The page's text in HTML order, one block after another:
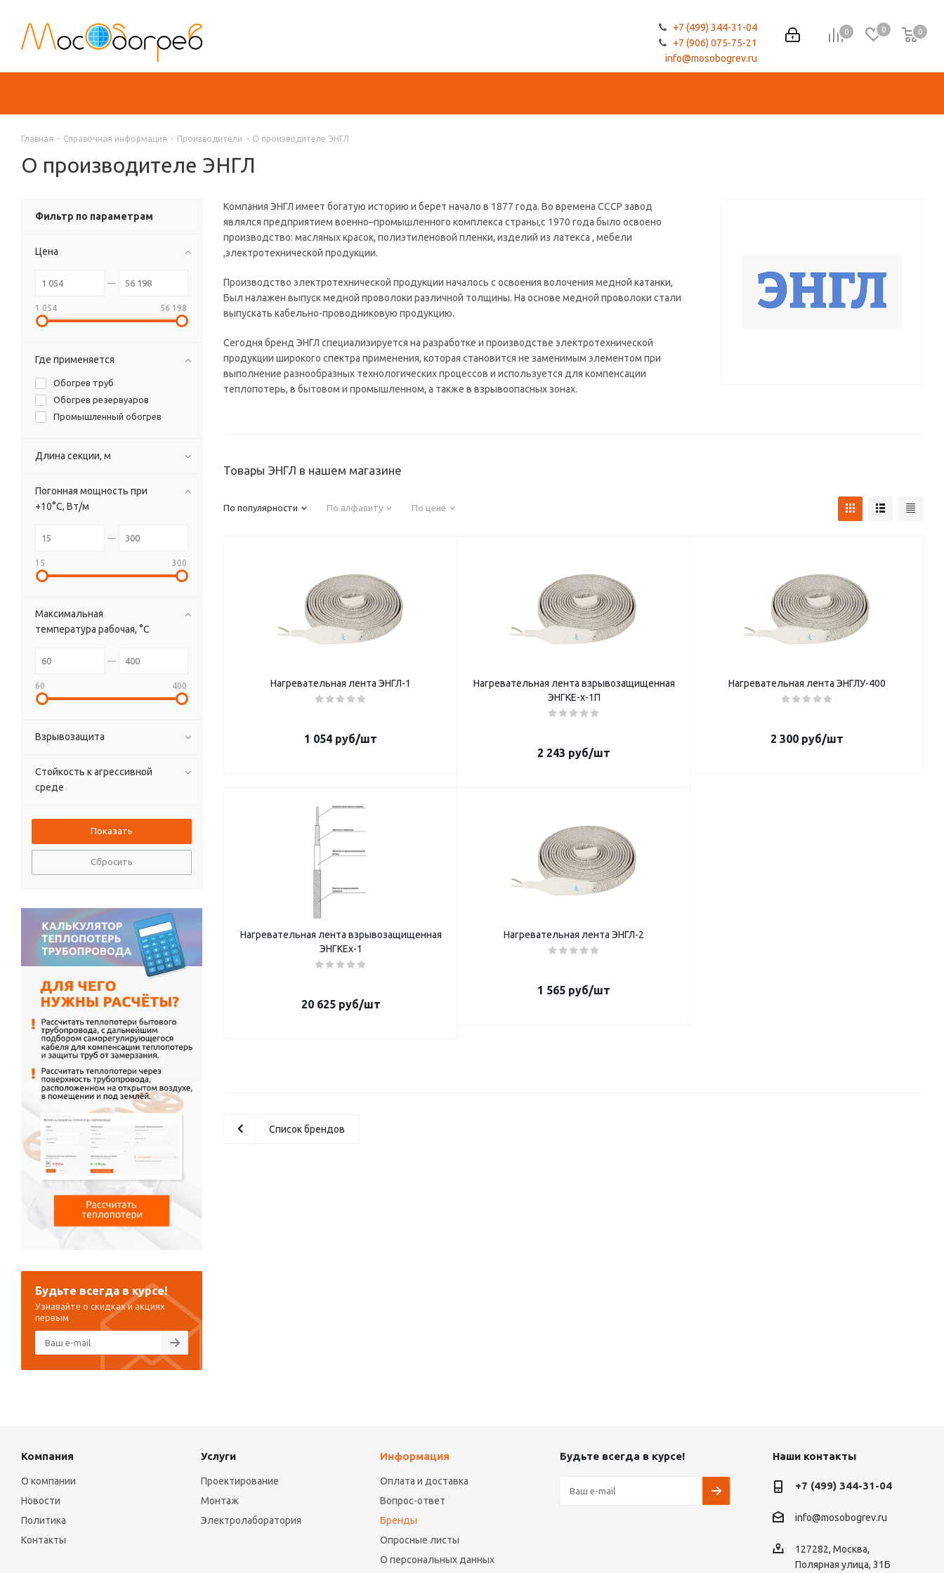
0 0 0
0
+7 (499) 344-31-04
+7 (906) 075-75-21
info@mosobogrev.ru
Главная - Справочная информация - Производители - О производителе ЭНГЛ
О производителе ЭНГЛ
Компания ЭНГЛ имеет богатую историю и берет начало в 1877 года. Во времена СССР завод
являлся предприятием военно–промышленного комплекса страны,с 1970 года было освоено
производство: масляных красок, полиэтиленовой пленки, изделий из латекса , мебели
,электротехнической продукции.
Производство электротехнической продукции началось с освоения волочения медной катанки,
Был налажен выпуск медной проволоки различной толщины. На основе медной проволоки стали
выпускать кабельно-проводниковую продукцию.
Сегодня бренд ЭНГЛ специализируется на разработке и производстве электротехнической
продукции широкого спектра применения, которая становится не заменимым элементом при
выполнение разнообразных технологических процессов и используется для компенсации
теплопотерь, в бытовом и промышленном, а также в взрывоопасных зонах.
Товары ЭНГЛ в нашем магазине
По популярности По алфавиту По цене
Нагревательная лента ЭНГЛ-1
1 054 руб/шт
Нагревательная лента взрывозащищенная
ЭНГКЕ-х-1П
2 243 руб/шт
Нагревательная лента ЭНГЛУ-400
2 300 руб/шт
Нагревательная лента взрывозащищенная
ЭНГКЕх-1
20 625руб/шт
Нагревательная лента ЭНГЛ-2
1 565 руб/шт
Список брендов
Фильтр по параметрам
Цена
1 054 56 198
Где применяется
Обогрев труб
Обогрев резервуаров
Промышленный обогрев
Длина секции, м
Погонная мощность при
+10°С, Вт/м
15 300
Максимальная
температура рабочая, °C
60 400
Взрывозащита
Стойкость к агрессивной
среде
Сбросить
Будьте всегда в курсе!
Узнавайте о скидках и акциях
первым
Компания
О компании
Новости
Политика
Контакты
Услуги
Проектирование
Монтаж
Электролаборатория
Информация
Оплата и доставка
Вопрос-ответ
Бренды
Опросные листы
О персональных данных
Будьте всегда в курсе! Наши контакты
+7 (499) 344-31-04
info@mosobogrev.ru
127282, Москва,
Полярная улица, 31Б